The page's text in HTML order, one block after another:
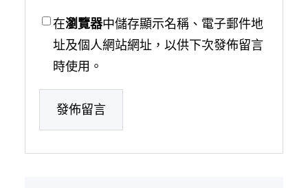
在瀏覽器中儲存顯示名稱、電子郵件地
址及個人網站網址，以供下次發佈留言
時使用。